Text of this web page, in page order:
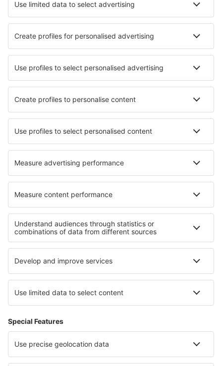
Cazare în Neukirchen am Grossvenediger
Cele mai bune locuri de cazare - orașe
Cazare în Goleniow Cazare în Unterseen
Cazare în Giliasahan Cazare în Varallo Sesia
Cazare în Hallau Cazare în Montecampione
Cele mai bune locuri de cazare - regiuni
Cazare in Wachau Cazare în Bad Kleinkirchheim
Cazare în Bad Aussee Cazare in Valea Ötz
Cazare in Millstatter See
Cazare in Chiapas Cazare în Normandia